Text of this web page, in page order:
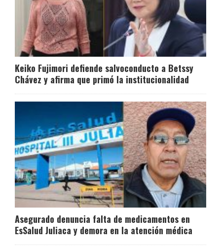
Keiko Fujimori defiende salvoconducto a Betssy
Chávez y afirma que primó la institucionalidad
Asegurado denuncia falta de medicamentos en
EsSalud Juliaca y demora en la atención médica